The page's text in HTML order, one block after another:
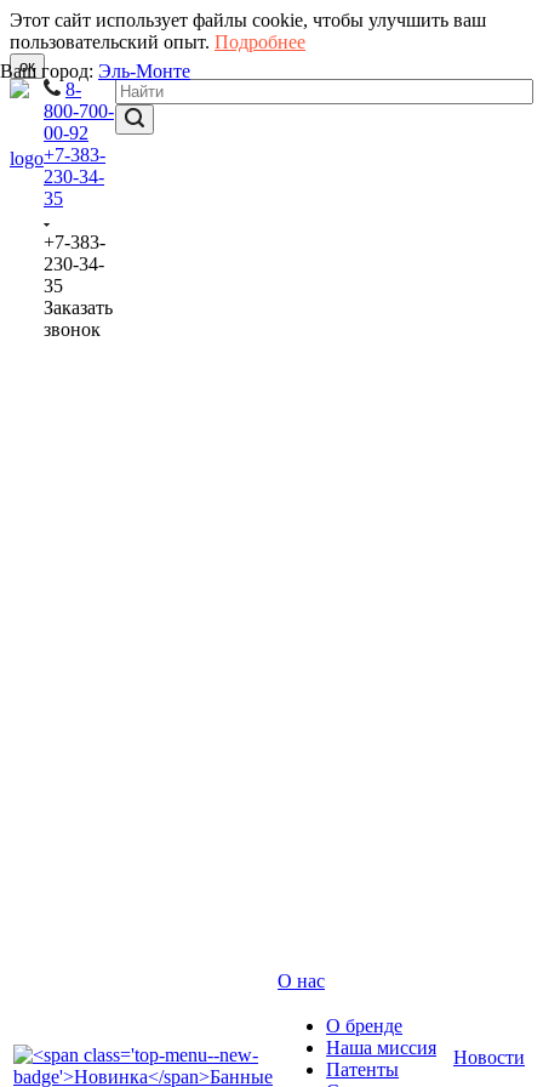
Этот сайт использует файлы cookie, чтобы улучшить ваш
пользовательский опыт. Подробнее
ок
8-
800-700-
00-92
+7-383-
230-34-
35
+7-383-
230-34-
35
Заказать
звонок
Ваш город: Эль-Монте
О нас
О бренде
Наша миссия
Патенты
Новости